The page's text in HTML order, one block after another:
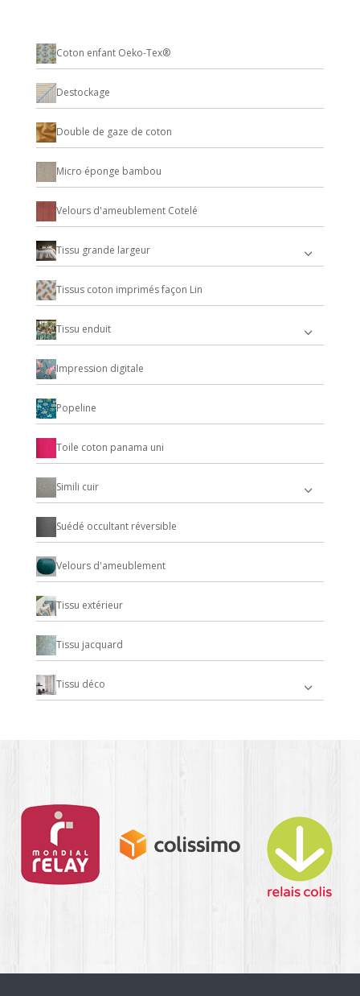
Coton enfant Oeko-Tex®
Destockage
Double de gaze de coton
Micro éponge bambou
Velours d'ameublement Cotelé
Tissu grande largeur
Tissus coton imprimés façon Lin
Tissu enduit
Impression digitale
Popeline
Toile coton panama uni
Simili cuir
Suédé occultant réversible
Velours d'ameublement
Tissu extérieur
Tissu jacquard
Tissu déco